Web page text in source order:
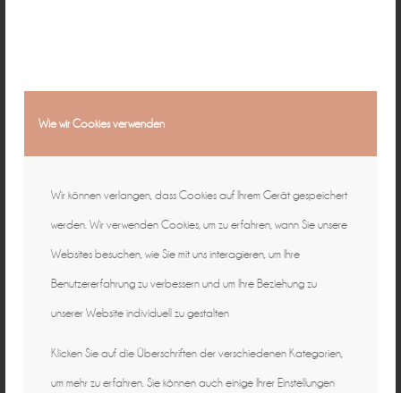
Wie wir Cookies verwenden
Wir können verlangen, dass Cookies auf Ihrem Gerät gespeichert
werden. Wir verwenden Cookies, um zu erfahren, wann Sie unsere
Websites besuchen, wie Sie mit uns interagieren, um Ihre
Benutzererfahrung zu verbessern und um Ihre Beziehung zu
unserer Website individuell zu gestalten
Klicken Sie auf die Überschriften der verschiedenen Kategorien,
um mehr zu erfahren. Sie können auch einige Ihrer Einstellungen